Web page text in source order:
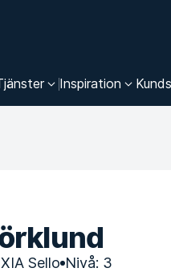
Inspiration
Sello Nivå: 3